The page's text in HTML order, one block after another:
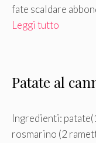
fate scaldare
Leggi tutto
Patate al
Ingredienti:
rosmarino (2